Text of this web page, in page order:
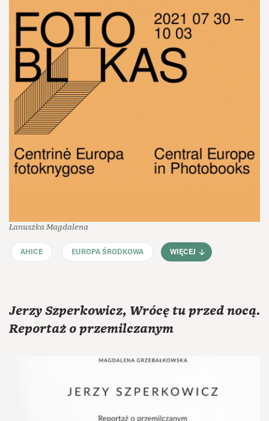
Łanuszka Magdalena
AHICE EUROPA ŚRODKOWA WIĘCEJ
Jerzy Szperkowicz, Wrócę tu przed nocą.
Reportaż o przemilczanym